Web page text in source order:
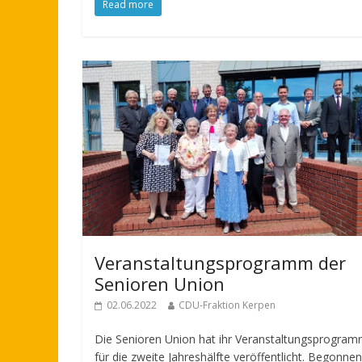
Read more
Veranstaltungsprogramm der
Senioren Union
02.06.2022 CDU-Fraktion Kerpen
Die Senioren Union hat ihr
für die zweite Jahreshälfte veröffentlicht. Begonnen